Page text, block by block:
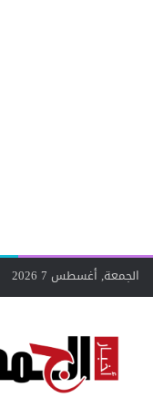
الجمعة, أغسطس 7 2026